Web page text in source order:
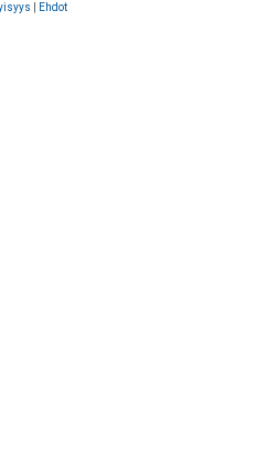
Ehdot